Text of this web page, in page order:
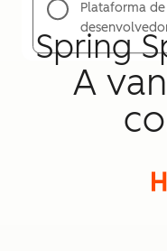
Spring
A
Plataforma de